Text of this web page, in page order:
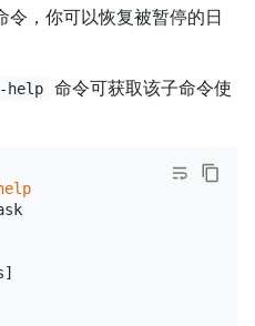
令，你可以恢复被暂停的日
help
命令可获取该子命令使